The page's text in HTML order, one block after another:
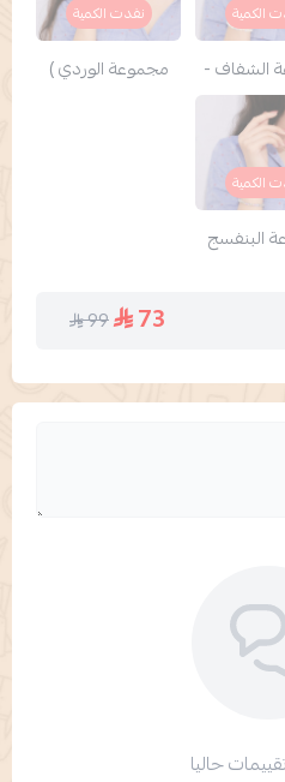
الكمية
الشفاف -
نفدت الكمية
مجموعة الوردي )
الكمية
البنفسج
73
99
حاليا